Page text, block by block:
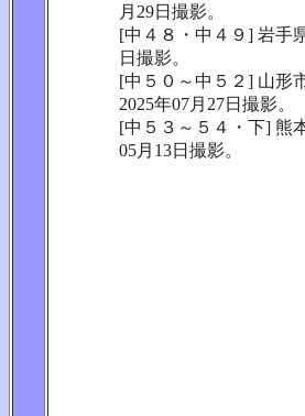
月29日撮影。
[中４８・中４９] 岩手
日撮影。
[中５０～中５２] 山形
2025年07月27日撮影。
[中５３～５４・下] 熊
05月13日撮影。